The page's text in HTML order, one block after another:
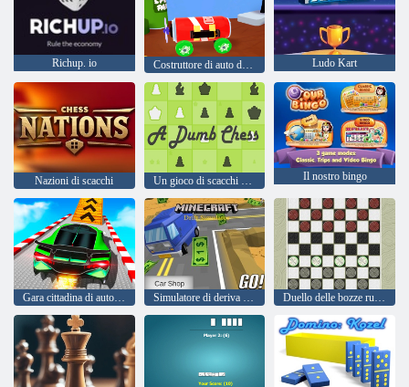
Richup. io Costruttore di auto domestiche Ludo Kart
Nazioni di scacchi Un gioco di scacchi stupido Il nostro bingo